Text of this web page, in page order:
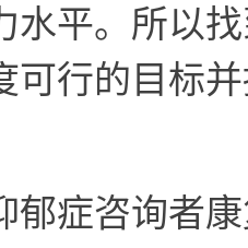
水平。所以
可行的目标
郁症咨询者